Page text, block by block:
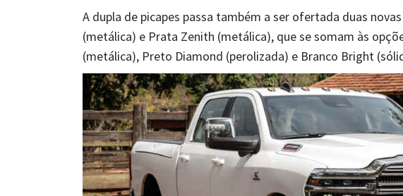
A dupla de picapes passa também a ser ofertada duas
(metálica) e Prata Zenith (metálica), que se somam às
(metálica), Preto Diamond (perolizada) e Branco Bright